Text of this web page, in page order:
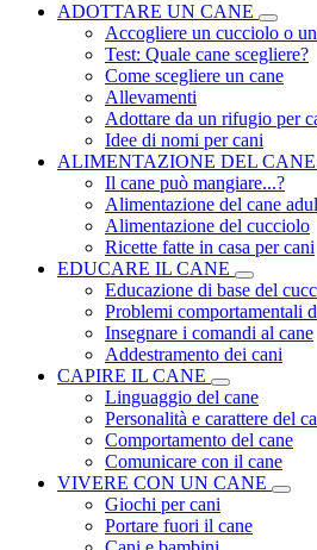
ADOTTARE UN CANE
Accogliere un cucciolo o
Test: Quale cane scegliere?
Come scegliere un cane
Allevamenti
Adottare da un rifugio per
Idee di nomi per cani
ALIMENTAZIONE DEL CANE
Il cane può mangiare...?
Alimentazione del cane
Alimentazione del cucciolo
Ricette fatte in casa per cani
EDUCARE IL CANE
Educazione di base del
Problemi comportamentali
Insegnare i comandi al cane
Addestramento dei cani
CAPIRE IL CANE
Linguaggio del cane
Personalità e carattere del
Comportamento del cane
Comunicare con il cane
VIVERE CON UN CANE
Giochi per cani
Portare fuori il cane